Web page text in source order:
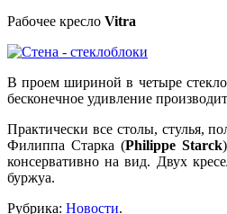
Рабочее кресло Vitra
В проем шириной в четыре
бесконечное удивление
Практически все столы, стулья,
Филиппа Старка (Philippe Starck
консервативно на вид. Двух
буржуа.
Рубрика: Новости.